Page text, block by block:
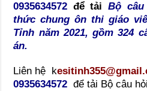
0935634572 để tải Bộ
thức chung ôn thi giáo
Tỉnh năm 2021, gồm 324
án.
Liên hệ k
0935634572 để tải Bộ câu